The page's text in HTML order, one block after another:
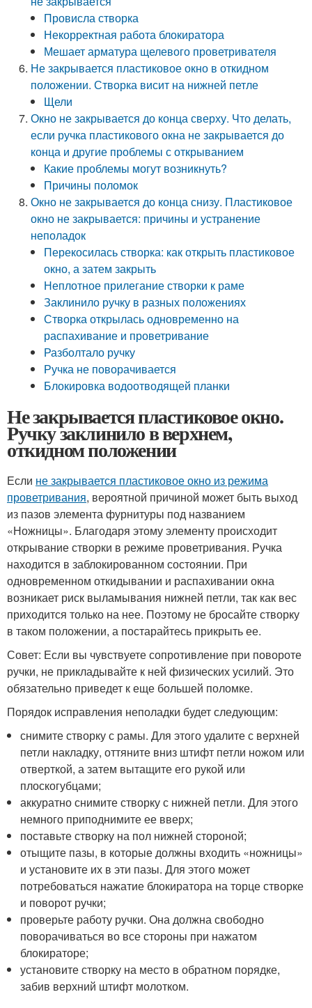
Провисла створка
Некорректная работа блокиратора
Мешает арматура щелевого проветривателя
Не закрывается пластиковое окно в откидном
положении. Створка висит на нижней петле
Щели
Окно не закрывается до конца сверху. Что делать,
если ручка пластикового окна не закрывается до
конца и другие проблемы с открыванием
Какие проблемы могут возникнуть?
Причины поломок
Окно не закрывается до конца снизу. Пластиковое
окно не закрывается: причины и устранение
неполадок
Перекосилась створка: как открыть пластиковое
окно, а затем закрыть
Неплотное прилегание створки к раме
Заклинило ручку в разных положениях
Створка открылась одновременно на
распахивание и проветривание
Разболтало ручку
Ручка не поворачивается
Блокировка водоотводящей планки
Не закрывается пластиковое окно.
Ручку заклинило в верхнем,
откидном положении
Если не закрывается пластиковое окно из режима
проветривания, вероятной причиной может быть выход
из пазов элемента фурнитуры под названием
«Ножницы». Благодаря этому элементу происходит
открывание створки в режиме проветривания. Ручка
находится в заблокированном состоянии. При
одновременном откидывании и распахивании окна
возникает риск выламывания нижней петли, так как вес
приходится только на нее. Поэтому не бросайте створку
в таком положении, а постарайтесь прикрыть ее.
Совет: Если вы чувствуете сопротивление при повороте
ручки, не прикладывайте к ней физических усилий. Это
обязательно приведет к еще большей поломке.
Порядок исправления неполадки будет следующим:
снимите створку с рамы. Для этого удалите с верхней
петли накладку, оттяните вниз штифт петли ножом или
отверткой, а затем вытащите его рукой или
плоскогубцами;
аккуратно снимите створку с нижней петли. Для этого
немного приподнимите ее вверх;
поставьте створку на пол нижней стороной;
отыщите пазы, в которые должны входить «ножницы»
и установите их в эти пазы. Для этого может
потребоваться нажатие блокиратора на торце створке
и поворот ручки;
проверьте работу ручки. Она должна свободно
поворачиваться во все стороны при нажатом
блокираторе;
установите створку на место в обратном порядке,
забив верхний штифт молотком.